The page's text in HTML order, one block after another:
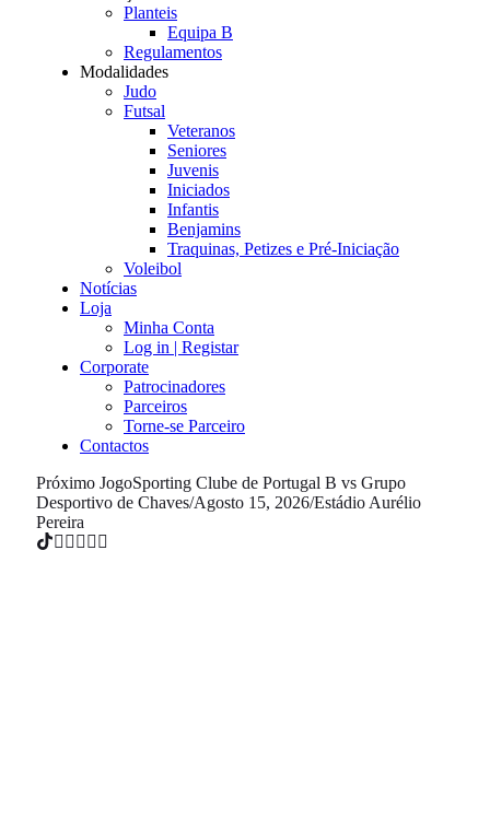
Planteis
Equipa B
Regulamentos
Modalidades
Judo
Futsal
Veteranos
Seniores
Juvenis
Iniciados
Infantis
Benjamins
Traquinas, Petizes e Pré-Iniciação
Voleibol
Notícias
Loja
Minha Conta
Log in | Registar
Corporate
Patrocinadores
Parceiros
Torne-se Parceiro
Contactos
Próximo JogoSporting Clube de Portugal B vs Grupo
Desportivo de Chaves/Agosto 15, 2026/Estádio Aurélio
Pereira